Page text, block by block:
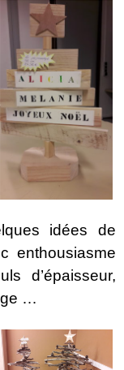
idées de
enthousiasme
d’épaisseur,
…